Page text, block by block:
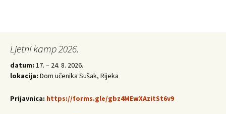
Infobip
Ljetni kamp 2026.
datum: 17. – 24. 8. 2026.
lokacija: Dom učenika Sušak, Rijeka
Prijavnica: https://forms.gle/gbz4MEwXAzitSt6v9